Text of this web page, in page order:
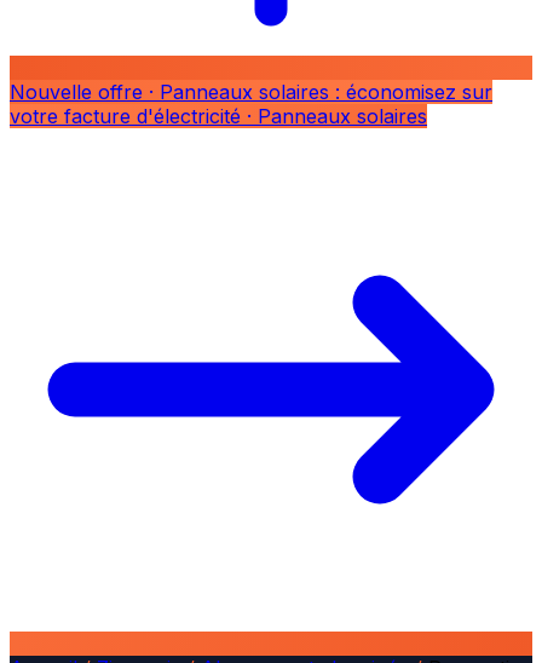
Nouvelle offre · Panneaux solaires : économisez sur
votre facture d'électricité · Panneaux solaires